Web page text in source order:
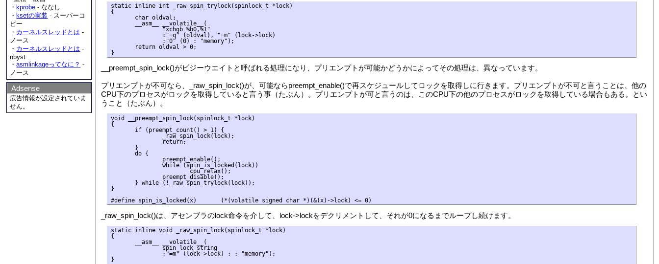
static inline int _raw_spin_trylock(spinlock_t *lock)
{
       char oldval;
       __asm__ __volatile__(
               "xchgb %b0,%1"
               :"=q" (oldval), "=m" (lock->lock)
               :"0" (0) : "memory");
       return oldval > 0;
__preempt_spin_lock()がビジーウエイトと呼ばれる処理になり、プリエンプトが可能かどうかによってその処理は、異なっています。
プリエンプトが不可なら、_raw_spin_lock()が、可能ならpreempt_enable()で再スケジュールしてロックを取得しに行きます。プリエンプトが不可と言うことは、他の
CPU下のプロセスがロックを取得していると言う事（たぶん）。プリエンプトが可と言うのは、このCPU下の他のプロセスがロックを取得している場合もある。とい
うこと（たぶん）。
void __preempt_spin_lock(spinlock_t *lock)
{
       if (preempt_count() > 1) {
               _raw_spin_lock(lock);
               return;
       }
       do {
               preempt_enable();
               while (spin_is_locked(lock))
                       cpu_relax();
               preempt_disable();
       } while (!_raw_spin_trylock(lock));
}
_raw_spin_lock()は、アセンブラのlock命令を介して、lock->lockをデクリメントして、それが0になるまでループし続けます。
static inline void _raw_spin_lock(spinlock_t *lock)
{
       __asm__ __volatile__(
               spin_lock_string
               :"=m" (lock->lock) : : "memory");
}
・ kprobe - ななし
・ ksetの実装 - スーパーコ
ピー
・ カーネルスレッドとは -
ノース
・ カーネルスレッドとは -
nbyst
・asmlinkageってなに？ -
ノース
Adsense
広告情報が設定されていま
せん。